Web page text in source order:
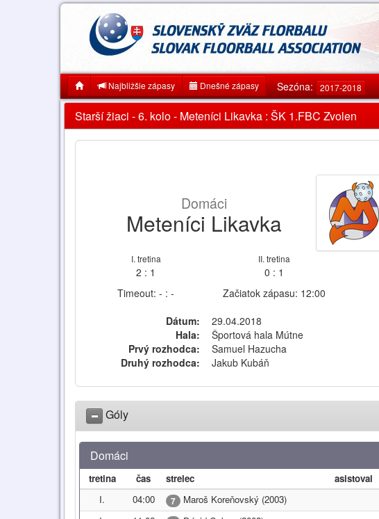
Najbližšie zápasy Dnešné zápasy Sezóna: 2017-2018
Starší žiaci - 6. kolo - Meteníci Likavka : ŠK 1.FBC Zvolen
Domáci
Meteníci Likavka
I. tretina
2 : 1
II. tretina
0 : 1
Timeout: - : -
Začiatok zápasu: 12:00
Dátum:
29.04.2018
Hala:
Športová hala Mútne
Prvý rozhodca:
Samuel Hazucha
Druhý rozhodca:
Jakub Kubáň
Góly
Domáci
tretina čas strelec asistoval
I.
04:00 7 Maroš Koreňovský (2003)